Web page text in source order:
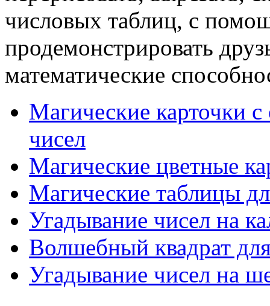
числовых таблиц, с
продемонстрировать
математические
Магические карточки
чисел
Магические цветные
Магические таблицы
Угадывание чисел на
Волшебный квадрат
Угадывание чисел на